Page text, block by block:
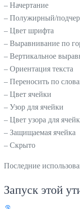
– Начертание
– Полужирный/
– Цвет шрифта
– Выравнивание по
– Вертикальное
– Ориентация текста
– Переносить по
– Цвет ячейки
– Узор для ячейки
– Цвет узора для
– Защищаемая ячейка
– Скрыто
Последние
Запуск этой